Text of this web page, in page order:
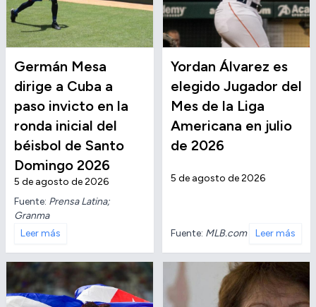
Germán Mesa
dirige a Cuba a
paso invicto en la
ronda inicial del
béisbol de Santo
Domingo 2026
5 de agosto de 2026
Fuente: Prensa Latina;
Granma
Leer más
Yordan Álvarez es
elegido Jugador del
Mes de la Liga
Americana en julio
de 2026
5 de agosto de 2026
Fuente: MLB.com Leer más